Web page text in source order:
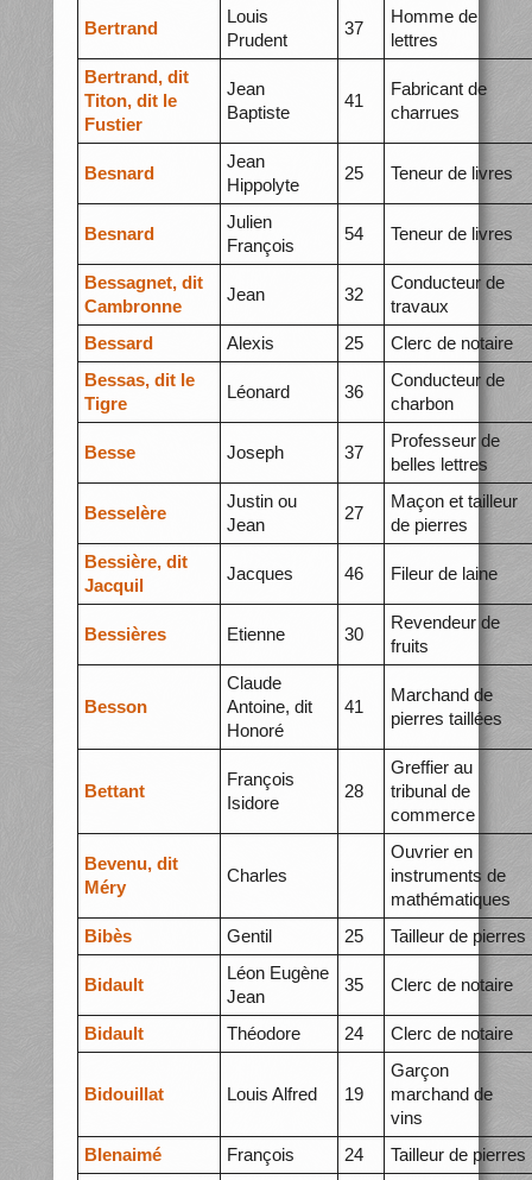
Bertrand
Louis
Prudent
37
Homme de
lettres
Bertrand, dit
Titon, dit le
Fustier
Jean
Baptiste
41
Fabricant de
charrues
Besnard
Jean
Hippolyte
25 Teneur de livres
Besnard
Julien
François
54 Teneur de livres
Bessagnet, dit
Cambronne
Jean 32
Conducteur de
travaux
Bessard
Alexis 25
Clerc de notaire
Bessas, dit le
Tigre
Léonard 36
Conducteur de
charbon
Besse Joseph 37
Professeur de
belles lettres
Besselère
Justin ou
Jean
27
Maçon et tailleur
de pierres
Bessière, dit
Jacquil
Jacques 46 Fileur de laine
Bessières Etienne 30
Revendeur de
fruits
Besson
Claude
Antoine, dit
Honoré
41
Marchand de
pierres taillées
Bettant
François
Isidore
28
Greffier au
tribunal de
commerce
Bevenu, dit
Méry
Charles
Ouvrier en
instruments de
mathématiques
Bibès
Gentil 25 Tailleur de pierres
Bidault
Léon Eugène
Jean
35 Clerc de notaire
Bidault Théodore 24 Clerc de notaire
Bidouillat Louis Alfred 19
Garçon
marchand de
vins
BIenaimé
François 24
Tailleur de pierres